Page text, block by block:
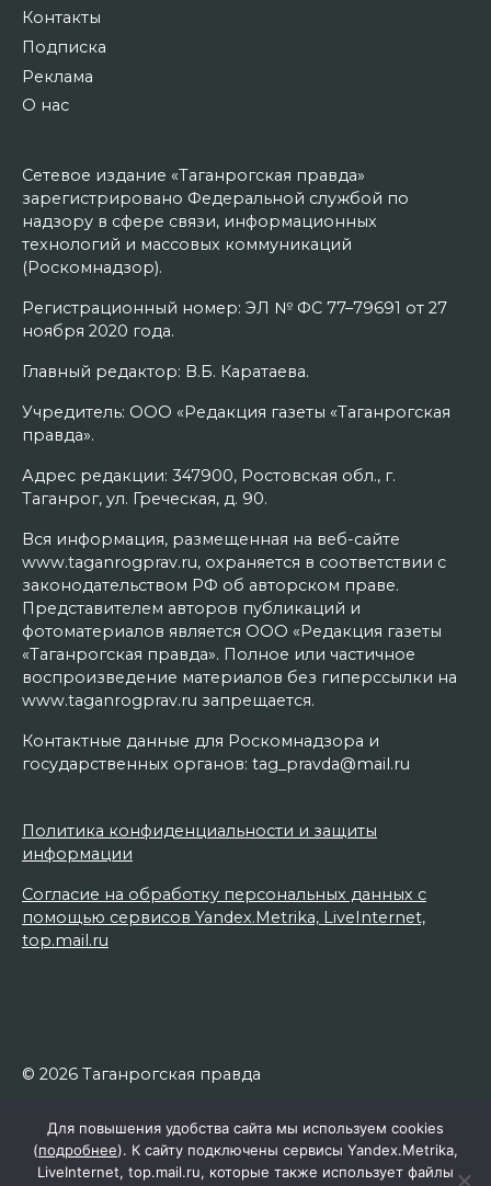
Контакты
Подписка
Реклама
О нас
Сетевое издание «Таганрогская правда»
зарегистрировано Федеральной службой по
надзору в сфере связи, информационных
технологий и массовых коммуникаций
(Роскомнадзор).
Регистрационный номер: ЭЛ № ФС 77–79691 от 27
ноября 2020 года.
Главный редактор: В.Б. Каратаева.
Учредитель: ООО «Редакция газеты «Таганрогская
правда».
Адрес редакции: 347900, Ростовская обл., г.
Таганрог, ул. Греческая, д. 90.
Вся информация, размещенная на веб-сайте
www.taganrogprav.ru, охраняется в соответствии с
законодательством РФ об авторском праве.
Представителем авторов публикаций и
фотоматериалов является ООО «Редакция газеты
«Таганрогская правда». Полное или частичное
воспроизведение материалов без гиперссылки на
www.taganrogprav.ru запрещается.
Контактные данные для Роскомнадзора и
государственных органов: tag_pravda@mail.ru
Политика конфиденциальности и защиты
информации
Согласие на обработку персональных данных с
помощью сервисов Yandex.Metrika, LiveInternet,
top.mail.ru
© 2026 Таганрогская правда
Для повышения удобства сайта мы используем cookies
(подробнее). К сайту подключены сервисы Yandex.Metrika,
LiveInternet, top.mail.ru, которые также использует файлы